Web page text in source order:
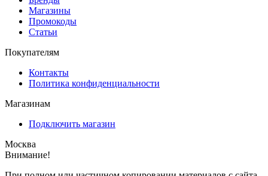
Магазины
Промокоды
Статьи
Покупателям
Контакты
Политика конфиденциальности
Магазинам
Подключить магазин
Москва
Внимание!